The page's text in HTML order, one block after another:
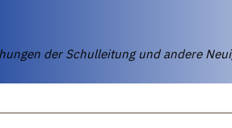
der Schulleitung und andere